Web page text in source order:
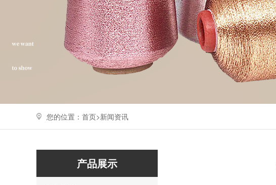
您的位置： 首页>新闻资讯
产品展示